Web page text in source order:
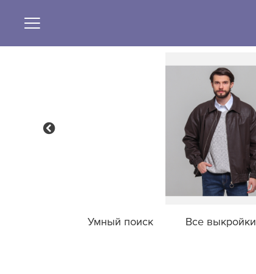
Умный поиск Все выкройки